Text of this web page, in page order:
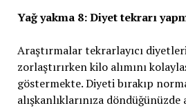
Yağ yakma 8: Diyet tekrarı
Araştırmalar tekrarlayıcı
zorlaştırırken kilo alımını
göstermekte. Diyeti bırakıp
alışkanlıklarınıza döndüğünüzde